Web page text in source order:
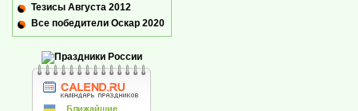
Тезисы Августа 2012
Все победители Оскар 2020